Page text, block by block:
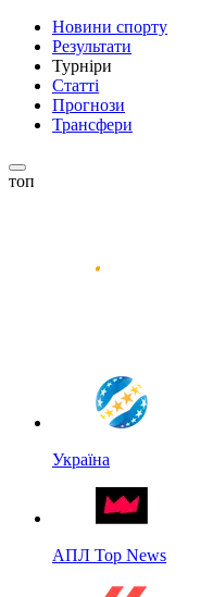
Новини спорту
Результати
Турніри
Статті
Прогнози
Трансфери
топ
Україна
АПЛ Top News